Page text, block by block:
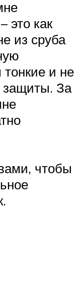
это как
из сруба
и не
защиты. За
чтобы